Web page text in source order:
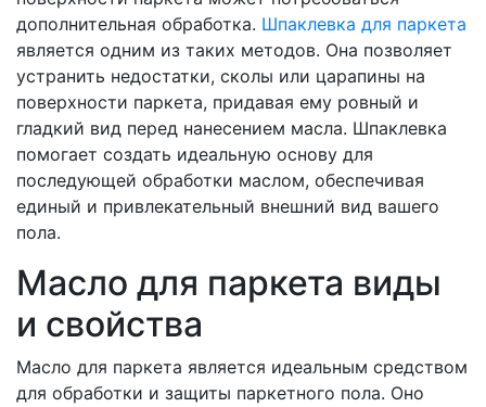
дополнительная обработка. Шпаклевка для паркета
является одним из таких методов. Она позволяет
устранить недостатки, сколы или царапины на
поверхности паркета, придавая ему ровный и
гладкий вид перед нанесением масла. Шпаклевка
помогает создать идеальную основу для
последующей обработки маслом, обеспечивая
единый и привлекательный внешний вид вашего
пола.
Масло для паркета виды
и свойства
Масло для паркета является идеальным средством
для обработки и защиты паркетного пола. Оно